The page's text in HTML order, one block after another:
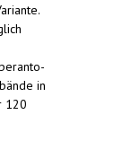
in
120